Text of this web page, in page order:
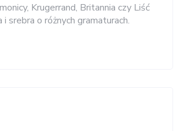
Krugerrand, Britannia czy Liść
srebra o różnych gramaturach.